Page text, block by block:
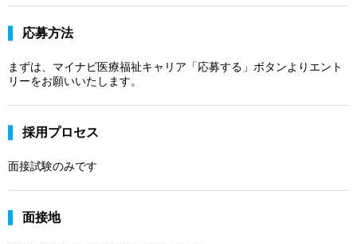
応募方法
まずは、マイナビ医療福祉キャリア「応募する」ボタンよりエント
リーをお願いいたします。
採用プロセス
面接試験のみです
面接地